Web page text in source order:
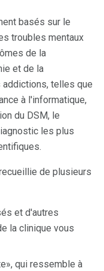
basés sur le
troubles mentaux
de la
et de la
addictions, telles que
à l'informatique,
du DSM, le
les plus
de plusieurs
et d'autres
la clinique vous
qui ressemble à